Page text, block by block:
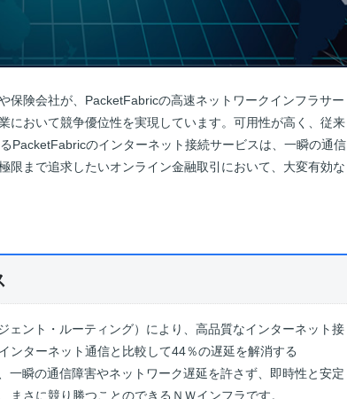
保険会社が、PacketFabricの高速ネットワークインフラサー
において競争優位性を実現しています。可用性が高く、従来
PacketFabricのインターネット接続サービスは、一瞬の通信
限まで追求したいオンライン金融取引において、大変有効な
ント・ルーティング）により、高品質なインターネット接
ンターネット通信と比較して44％の遅延を解消する
瞬の通信障害やネットワーク遅延を許さず、即時性と安定
さに競り勝つことのできるＮＷインフラです。